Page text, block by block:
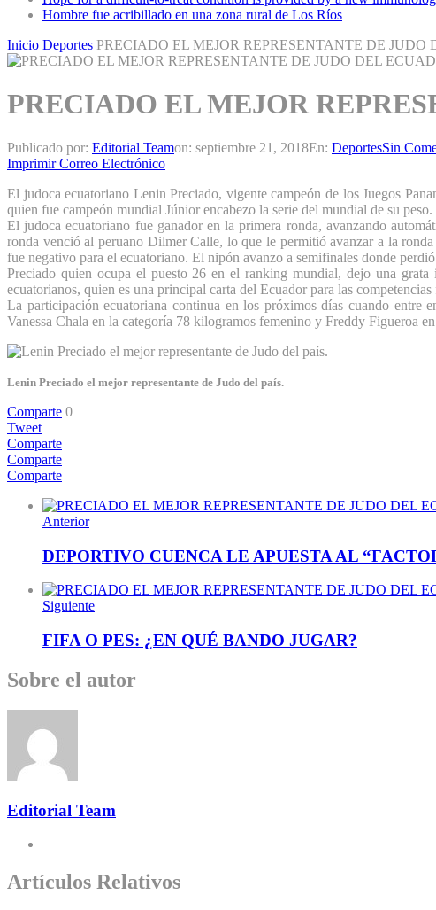
Hombre fue acribillado en una zona rural de Los Ríos
Inicio Deportes PRECIADO EL MEJOR REPRESENTANTE DE JUDO
PRECIADO EL MEJOR
Publicado por: Editorial Teamon: septiembre 21, 2018En: DeportesSin
Imprimir Correo Electrónico
El judoca ecuatoriano Lenin Preciado, vigente campeón de los Juegos
quien fue campeón mundial Júnior encabezo la serie del mundial de su peso.
El judoca ecuatoriano fue ganador en la primera ronda, avanzando
ronda venció al peruano Dilmer Calle, lo que le permitió avanzar a la
fue negativo para el ecuatoriano. El nipón avanzo a semifinales donde
Preciado quien ocupa el puesto 26 en el ranking mundial, dejo una
ecuatorianos, quien es una principal carta del Ecuador para las
La participación ecuatoriana continua en los próximos días cuando entre
Vanessa Chala en la categoría 78 kilogramos femenino y Freddy Figueroa
Lenin Preciado el mejor representante de Judo del país.
Comparte 0
Tweet
Comparte
Comparte
Comparte
Anterior
DEPORTIVO CUENCA LE APUESTA AL
Siguiente
FIFA O PES: ¿EN QUÉ BANDO JUGAR?
Sobre el autor
Editorial Team
Artículos Relativos